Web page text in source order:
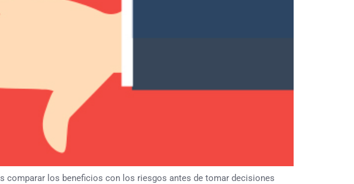
comparar los beneficios con los riesgos antes de tomar decisiones